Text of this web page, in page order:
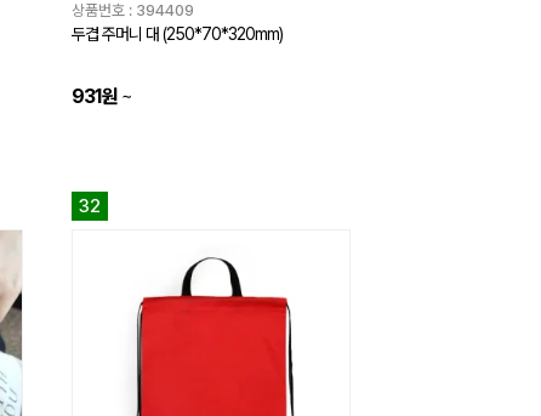
상품번호 : 394409
두겹 주머니 대 (250*70*320mm)
931원 ~
32